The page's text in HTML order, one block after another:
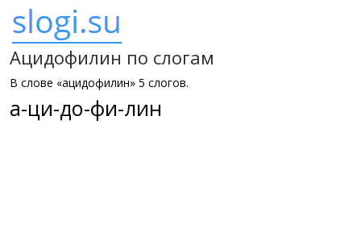
Ацидофилин по слогам
В слове «ацидофилин» 5 слогов.
а-ци-до-фи-лин